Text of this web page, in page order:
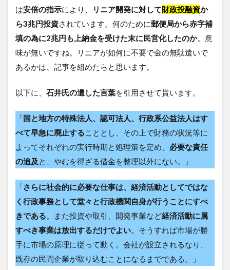
は安倍の指示により、 リニア開発に対して財政投融資か
ら3兆円投資されています。何のために郵便局から赤字補
填の為に2兆円も上納金を受けた末に民営化したのか。意
味が無いですね。リニアが如何に不要で金の無駄遣いで
あるかは、記事を組めたらと思います。
以下に、 石井氏の遺した言葉を引用させて貰います。
「国と地方の特殊法人、認可法人、行政系公益法人はす
べて早急に廃止することとし、その上で財務の状況等に
よってそれぞれの実行時期と処理策を定め、 必要な責任
の追及 と、やむを得ざる借金を整理以外にない。」
「さらに社会的に必要な仕事は、経済活動としてではな
く行政事務として堂々と行政機関自身が行うことにすべ
きである。また投資や取引、開発事業など経済活動に属
すべき事業は放出するだけでよい。そうすれば市場が勝
手に市場の原理に従って動く。会社が設立されるなり、
既存の民間企業が取り込むことになるまでである。」